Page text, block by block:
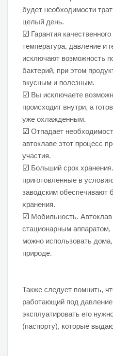
будет необходимости
целый день.
☑ Гарантия
температура, давление и
исключают возможность
бактерий, при этом
вкусным и полезным.
☑ Вы исключаете
происходит внутри, а
уже охлажденным.
☑ Отпадает
автоклаве этот процесс
участия.
☑ Больший срок
приготовленные в
заводским обеспечивают
хранения.
☑ Мобильность. Автоклав
стационарным аппаратом,
можно использовать
природе.
Также следует помнить,
работающий под
эксплуатировать его
(паспорту), которые